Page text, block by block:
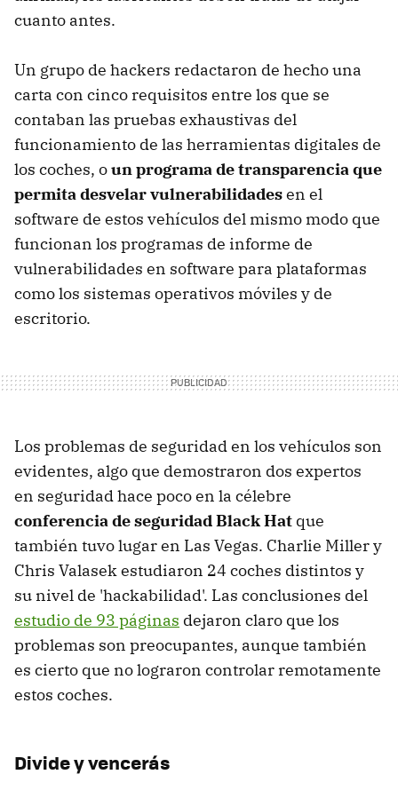
cuanto antes.
Un grupo de hackers redactaron de hecho una
carta con cinco requisitos entre los que se
contaban las pruebas exhaustivas del
funcionamiento de las herramientas digitales de
los coches, oun programa de transparencia que
permita desvelar vulnerabilidadesen el
software de estos vehículos del mismo modo que
funcionan los programas de informe de
vulnerabilidades en software para plataformas
como los sistemas operativos móviles y de
escritorio.
Los problemas de seguridad en los vehículos son
evidentes, algo que demostraron dos expertos
en seguridad hace poco en la célebre
conferencia de seguridad Black Hat que
también tuvo lugar en Las Vegas. Charlie Miller y
Chris Valasek estudiaron 24 coches distintos y
su nivel de 'hackabilidad'. Las conclusiones del
estudio de 93 páginas dejaron claro que los
problemas son preocupantes, aunque también
es cierto que no lograron controlar remotamente
estos coches.
Divide y vencerás